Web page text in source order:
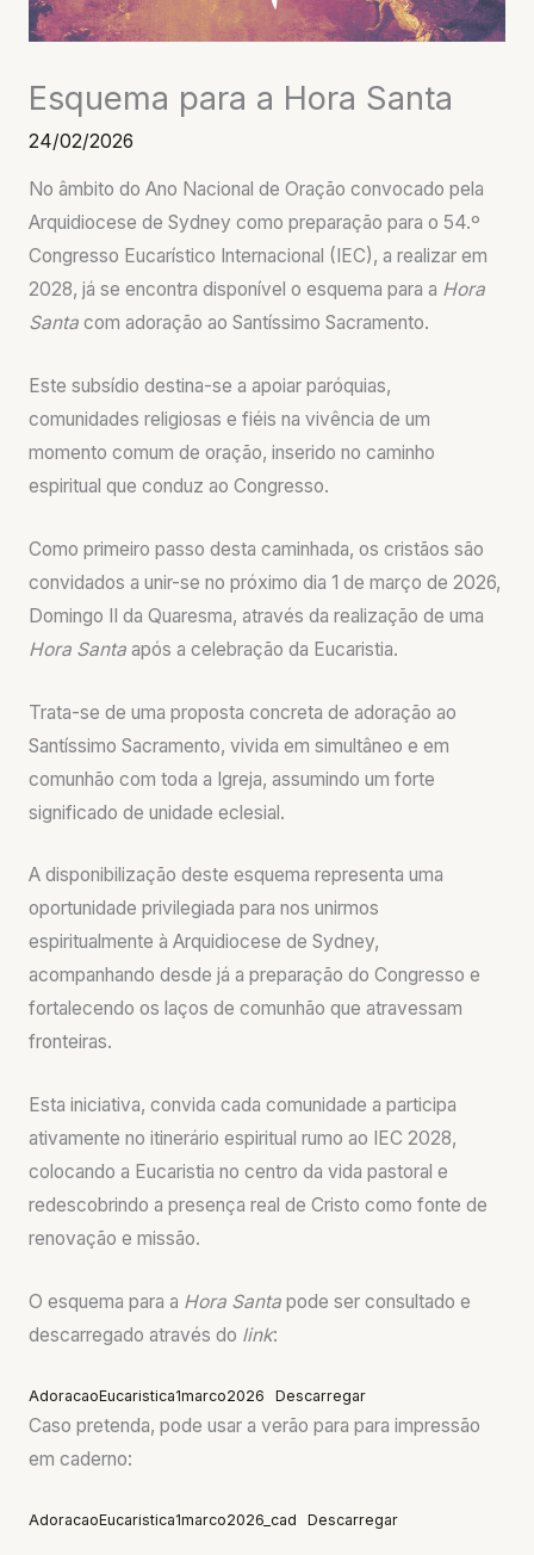
Esquema para a Hora Santa
24/02/2026
No âmbito do Ano Nacional de Oração convocado pela
Arquidiocese de Sydney como preparação para o 54.º
Congresso Eucarístico Internacional (IEC), a realizar em
2028, já se encontra disponível o esquema para a Hora
Santacom adoração ao Santíssimo Sacramento.
Este subsídio destina-se a apoiar paróquias,
comunidades religiosas e fiéis na vivência de um
momento comum de oração, inserido no caminho
espiritual que conduz ao Congresso.
Como primeiro passo desta caminhada, os cristãos são
convidados a unir-se no próximo dia 1 de março de 2026,
Domingo II da Quaresma, através da realização de uma
Hora Santaapós a celebração da Eucaristia.
Trata-se de uma proposta concreta de adoração ao
Santíssimo Sacramento, vivida em simultâneo e em
comunhão com toda a Igreja, assumindo um forte
significado de unidade eclesial.
A disponibilização deste esquema representa uma
oportunidade privilegiada para nos unirmos
espiritualmente à Arquidiocese de Sydney,
acompanhando desde já a preparação do Congresso e
fortalecendo os laços de comunhão que atravessam
fronteiras.
Esta iniciativa, convida cada comunidade a participa
ativamente no itinerário espiritual rumo ao IEC 2028,
colocando a Eucaristia no centro da vida pastoral e
redescobrindo a presença real de Cristo como fonte de
renovação e missão.
O esquema para a Hora Santapode ser consultado e
descarregado através do link:
AdoracaoEucaristica1marco2026 Descarregar
Caso pretenda, pode usar a verão para para impressão
em caderno:
AdoracaoEucaristica1marco2026_cad Descarregar